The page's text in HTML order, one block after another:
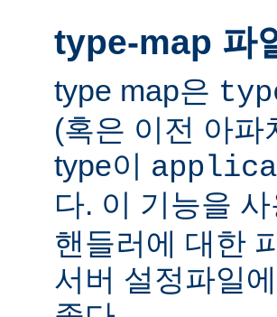
type-map 파
type map은
(혹은 이전 아파
type이
다. 이 기능을
핸들러에 대한
서버 설정파일